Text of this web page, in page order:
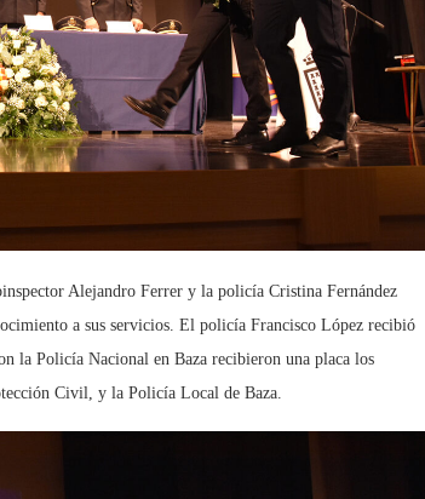
Alejandro Ferrer y la policía Cristina Fernández
a sus servicios. El policía Francisco López recibió
la Policía Nacional en Baza recibieron una placa los
Civil, y la Policía Local de Baza.